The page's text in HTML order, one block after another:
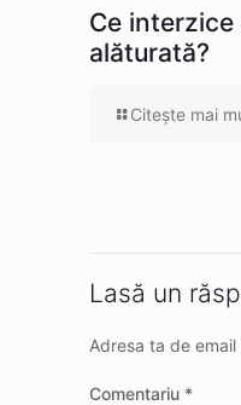
Ce
alăturată?
Citeşte mai
Lasă un
Adresa ta de
Comentariu *